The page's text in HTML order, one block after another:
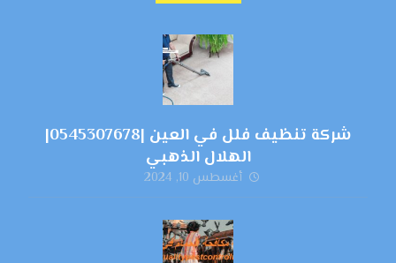
شركة تنظيف فلل في العين |0545307678|
الهلال الذهبي
أغسطس 10, 2024